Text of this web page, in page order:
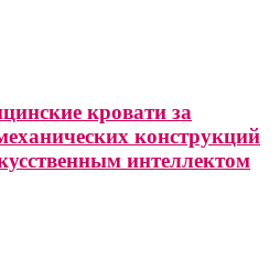
кровати за
конструкций
интеллектом